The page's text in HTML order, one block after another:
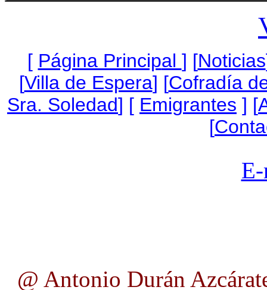
[ Página Principal ] [Noticias
[Villa de Espera] [Cofradía
Sra. Soledad] [ Emigrantes ] [
[
@ Antonio Durán